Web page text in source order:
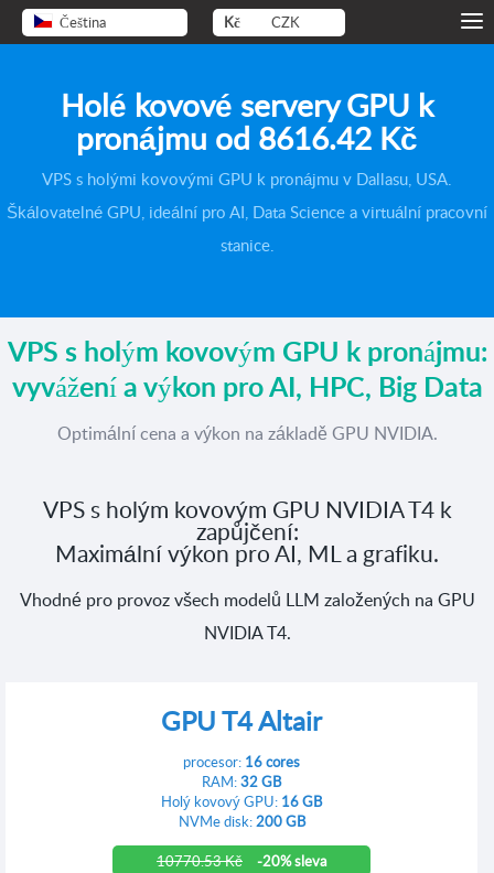
Čeština Kč CZK
Holé kovové servery GPU k
pronájmu od 8616.42 Kč
VPS s holými kovovými GPU k pronájmu v Dallasu, USA.
Škálovatelné GPU, ideální pro AI, Data Science a virtuální pracovní
stanice.
VPS s holým kovovým GPU k pronájmu:
vyvážení a výkon pro AI, HPC, Big Data
Optimální cena a výkon na základě GPU NVIDIA.
VPS s holým kovovým GPU NVIDIA T4 k
zapůjčení:
Maximální výkon pro AI, ML a grafiku.
Vhodné pro provoz všech modelů LLM založených na GPU
NVIDIA T4.
GPU T4 Altair
procesor: 16 cores
RAM:32 GB
Holý kovový GPU: 16 GB
NVMe disk:200 GB
10770.53 Kč
-20% sleva